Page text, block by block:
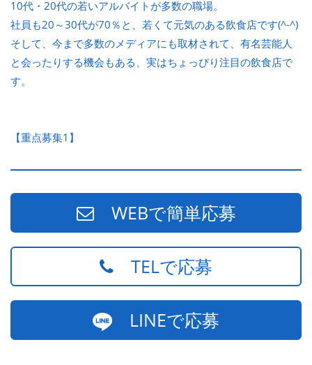
10代・20代の若いアルバイトが多数の職場。
社員も20～30代が70％と、若くて元気のある飲食店です(^-^)
そして、今まで多数のメディアにも取材されて、有名芸能人
と会ったりする機会もある、実はちょっぴり注目の飲食店で
す。
【重点募集1】
WEBで簡単応募
TELで応募
LINEで応募